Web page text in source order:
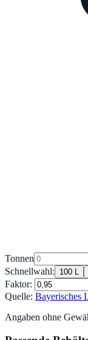
Tonnen
Schnellwahl:
100 L
Faktor:
Quelle: Bayerisches
Angaben ohne